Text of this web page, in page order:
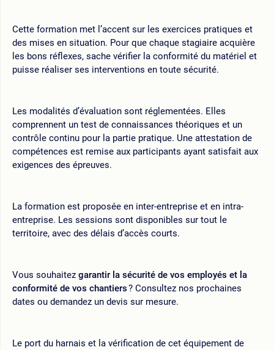
Cette formation met l’accent sur les exercices pratiques et
des mises en situation. Pour que chaque stagiaire acquière
les bons réflexes, sache vérifier la conformité du matériel et
puisse réaliser ses interventions en toute sécurité.
Les modalités d’évaluation sont réglementées. Elles
comprennent un test de connaissances théoriques et un
contrôle continu pour la partie pratique. Une attestation de
compétences est remise aux participants ayant satisfait aux
exigences des épreuves.
La formation est proposée en inter-entreprise et en intra-
entreprise. Les sessions sont disponibles sur tout le
territoire, avec des délais d’accès courts.
Vous souhaitez garantir la sécurité de vos employés et la
conformité de vos chantiers? Consultez nos prochaines
dates ou demandez un devis sur mesure.
Le port du harnais et la vérification de cet équipement de